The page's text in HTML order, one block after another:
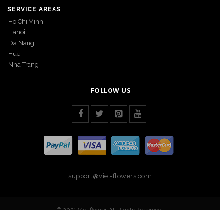
SERVICE AREAS
Ho Chi Minh
Hanoi
Da Nang
Hue
Nha Trang
FOLLOW US
support@viet-flowers.com